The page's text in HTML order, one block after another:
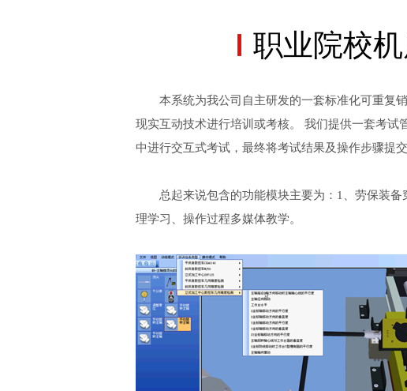
职业院校
本系统为我公司自主研发的一套标准化可重复
现实互动技术进行培训或考核。 我们提供一套考
中进行交互式考试，最终将考试结果及操作步骤提
总起来说包含的功能模块主要为：1、劳保装
理学习、操作过程多媒体教学。